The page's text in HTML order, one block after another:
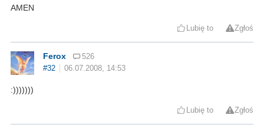
AMEN
Lubię to Zgłoś
Ferox
526
#32
06.07.2008, 14:53
:)))))))
Lubię to Zgłoś